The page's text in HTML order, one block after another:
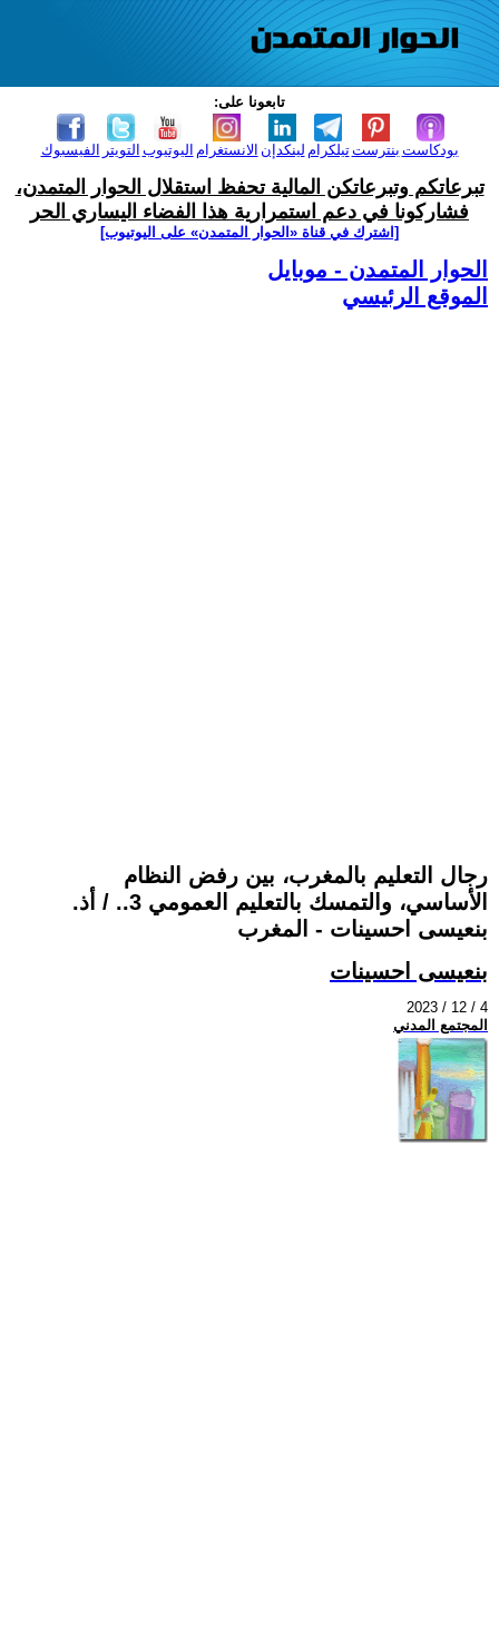
تابعونا على:
الفيسبوك التويتر اليوتيوب الانستغرام لينكدإن تيلكرامبنترست بودكاست
تبرعاتكم وتبرعاتكن المالية تحفظ استقلال الحوار المتمدن،
فشاركونا في دعم استمرارية هذا الفضاء اليساري الحر
[اشترك في قناة ‫«الحوار المتمدن» على اليوتيوب]
الحوار المتمدن - موبايل
الموقع الرئيسي
رجال التعليم بالمغرب، بين رفض النظام
الأساسي، والتمسك بالتعليم العمومي 3.. / أذ.
بنعيسى احسينات - المغرب
بنعيسى احسينات
2023 / 12 / 4
المجتمع المدني